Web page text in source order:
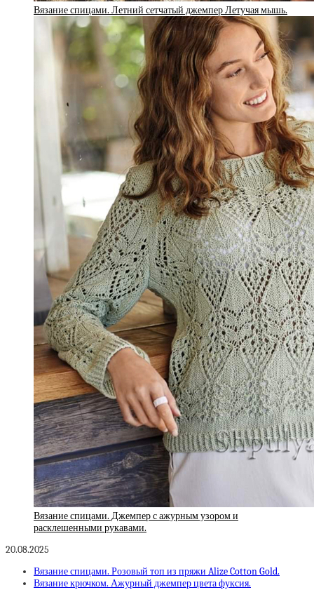
Вязание спицами. Летний сетчатый джемпер Летучая мышь.
Вязание спицами. Джемпер с ажурным узором и
расклешенными рукавами.
20.08.2025
Вязание спицами. Розовый топ из пряжи Alize Cotton Gold.
Вязание крючком. Ажурный джемпер цвета фуксия.